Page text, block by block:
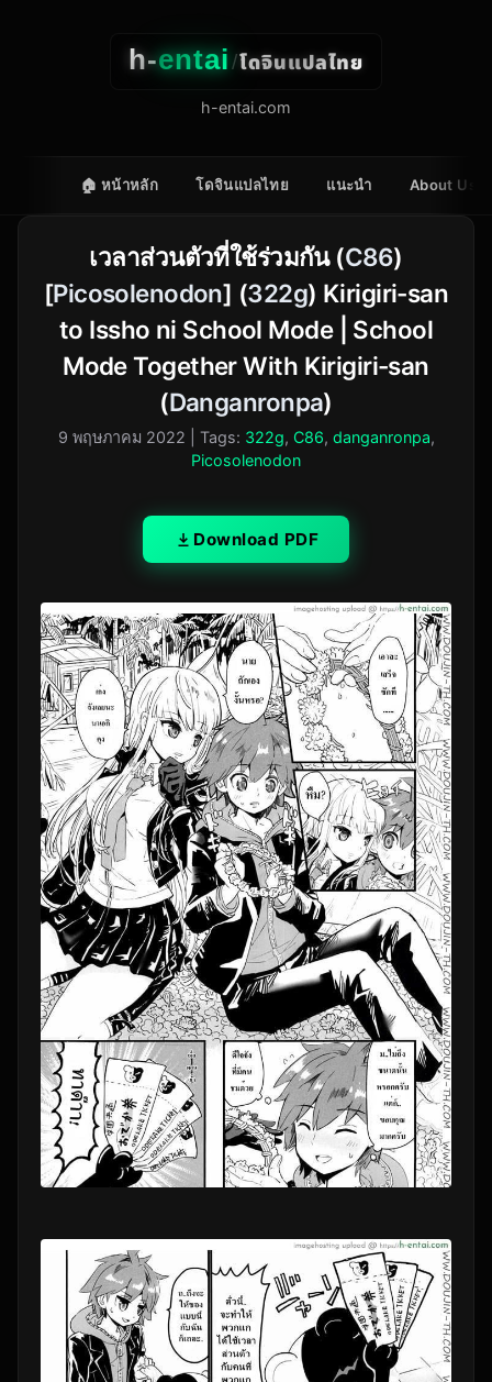
h-entai/โดจินแปลไทย
h-entai.com
🏠 หน้าหลัก โดจินแปลไทย แนะนำ About Us
เวลาส่วนตัวที่ใช้ร่วมกัน (C86)
[Picosolenodon] (322g) Kirigiri-san
to Issho ni School Mode | School
Mode Together With Kirigiri-san
(Danganronpa)
9 พฤษภาคม 2022 | Tags: 322g, C86, danganronpa,
Picosolenodon
Download PDF